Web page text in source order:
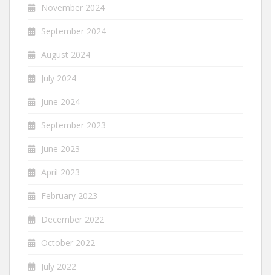
November 2024
September 2024
August 2024
July 2024
June 2024
September 2023
June 2023
April 2023
February 2023
December 2022
October 2022
July 2022